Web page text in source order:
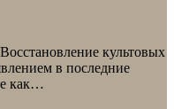
культовых
в последние
как…